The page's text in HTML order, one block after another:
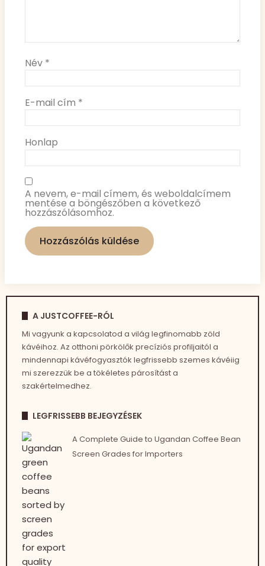
Név *
E-mail cím *
Honlap
A nevem, e-mail címem, és weboldalcímem
mentése a böngészőben a következő
hozzászólásomhoz.
A JUSTCOFFEE-RÓL
Mi vagyunk a kapcsolatod a világ legfinomabb zöld
kávéihoz. Az otthoni pörkölők precíziós profiljaitól a
mindennapi kávéfogyasztók legfrissebb szemes kávéiig
mi szerezzük be a tökéletes párosítást a
szakértelmedhez.
LEGFRISSEBB BEJEGYZÉSEK
A Complete Guide to Ugandan Coffee Bean
Screen Grades for Importers